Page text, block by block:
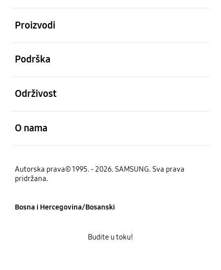
Proizvodi
Podrška
Održivost
O nama
Autorska prava© 1995. - 2026. SAMSUNG. Sva prava
pridržana.
Bosna i Hercegovina/Bosanski
Budite u toku!